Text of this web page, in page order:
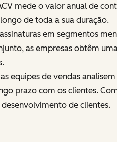
mede o valor anual de
de toda a sua duração.
em segmentos
as empresas obtêm
equipes de vendas
prazo com os clientes.
de clientes.